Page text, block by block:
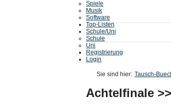
Spiele
Musik
Software
Top-Listen
Schule/Uni
Schule
Uni
Registrierung
Login
Sie sind hier: Tausch-
Achtelfinale